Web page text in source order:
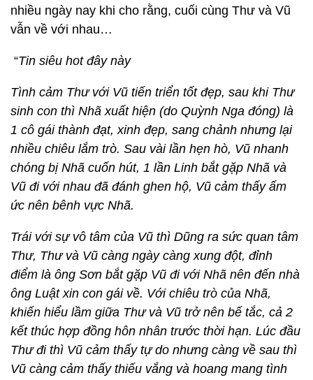
nhiều ngày nay khi cho rằng, cuối cùng Thư và Vũ
vẫn về với nhau…
“Tin siêu hot đây này
Tình cảm Thư với Vũ tiến triển tốt đẹp, sau khi Thư
sinh con thì Nhã xuất hiện (do Quỳnh Nga đóng) là
1 cô gái thành đạt, xinh đẹp, sang chảnh nhưng lại
nhiều chiêu lắm trò. Sau vài lần hẹn hò, Vũ nhanh
chóng bị Nhã cuốn hút, 1 lần Linh bắt gặp Nhã và
Vũ đi với nhau đã đánh ghen hộ, Vũ cảm thấy ấm
ức nên bênh vực Nhã.
Trái với sự vô tâm của Vũ thì Dũng ra sức quan tâm
Thư, Thư và Vũ càng ngày càng xung đột, đỉnh
điểm là ông Sơn bắt gặp Vũ đi với Nhã nên đến nhà
ông Luật xin con gái về. Với chiêu trò của Nhã,
khiến hiểu lầm giữa Thư và Vũ trở nên bế tắc, cả 2
kết thúc hợp đồng hôn nhân trước thời hạn. Lúc đầu
Thư đi thì Vũ cảm thấy tự do nhưng càng về sau thì
Vũ càng cảm thấy thiếu vắng và hoang mang tình